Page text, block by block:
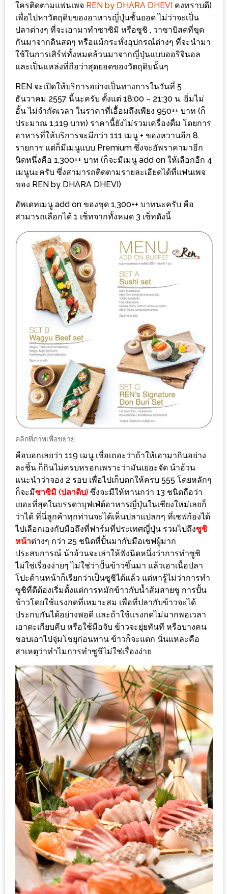
คน
เดิน
วัน
อาทิตย์
ท่าแพ
เชียงใหม่
CART
CHECKOUT
DRAFT
–
บาร์บีคิว
เหนือ
สลัด
หนุ่ม
บ้านนา
เมนู
เด็ด
จาก
ANNA
FARM
ที่
เอาชนะ
ใจ
กรรมการ
จาก
THE
DISH
EVENT
ที่
ต้อง
ห้าม
พลาด
สำหรับ
ฤดู
หนาว
นี้
กับ
PING
FAI
FESTIVAL
2
–
ช็อป
ฟิน
กิน
เพลิน
HFG
E-
NEWS
GAME
(SABAI
SEAFOOD)
HOMEPRO
FAIR
2017
เชียงใหม่
ใครติดตามแฟนเพจ REN by DHARA DHEVI คงทราบดี)
เพื่อไปหาวัตถุดิบของอาหารญี่ปุ่นชั้นยอด ไม่ว่าจะเป็น
ปลาต่างๆ ที่จะเอามาทำซาซิมิ หรือซูชิ , วาซาบิสดที่ขุด
กันมาจากดินสดๆ หรือแม้กระทั่งอุปกรณ์ต่างๆ ที่จะนำมา
ใช้ในการเสิร์ฟทั้งหมดล้วนมาจากญี่ปุ่นแบบออริจินอล
และเป็นแหล่งที่ถือว่าสุดยอดของวัตถุดิบนั้นๆ
REN จะเปิดให้บริการอย่างเป็นทางการในวันที่ 5
ธันวาคม 2557 นี้นะครับ ตั้งแต่ 18:00 – 21:30 น. อิ่มไม่
อั้น ไม่จำกัดเวลา ในราคาที่เอื้อมถึงเพียง 950++ บาท (ก็
ประมาณ 1,119 บาท) ราคานี้ยังไม่รวมเครื่องดื่ม โดยการ
อาหารที่ให้บริการจะมีกว่า 111 เมนู + ของหวานอีก 8
รายการ แต่ก็มีเมนูแบบ Premium ซึ่งจะอัพราคามาอีก
นิดหนึ่งคือ 1,300++ บาท (ก็จะมีเมนู add on ให้เลือกอีก 4
เมนูนะครับ ซึ่งสามารถติดตามรายละเอียดได้ที่แฟนเพจ
ของ REN by DHARA DHEVI)
อัพเดทเมนู add on ของชุด 1,300++ บาทนะครับ คือ
สามารถเลือกได้ 1 เซ็ทจากทั้งหมด 3 เซ็ทดังนี้
คลิกที่ภาพเพื่อขยาย
คือบอกเลยว่า 119 เมนู เชื่อเถอะว่าถ้าให้เอามากินอย่าง
ละชิ้น ก็กินไม่ครบหรอกเพราะว่ามันเยอะจัด น้าอ้วน
แนะนำว่าจอง 2 รอบ เพื่อไปเก็บตกให้ครบ 555 โดยหลักๆ
ก็จะมีซาซิมิ (ปลาดิบ) ซึ่งจะมีให้ทานกว่า 13 ชนิดถือว่า
เยอะที่สุดในบรรดาบุฟเฟ่ต์อาหารญี่ปุ่นในเชียงใหม่เลยก็
ว่าได้ ที่นี่ลูกค้าทุกท่านจะได้เห็นปลาแปลกๆ ที่เชฟก้องได้
ไปเลือกเองกับมือถึงที่ฟาร์มที่ประเทศญี่ปุ่น รวมไปถึงซูชิ
หน้าต่างๆ กว่า 25 ชนิดที่ปั้นมากับมือเชฟผู้มาก
ประสบการณ์ น้าอ้วนจะเล่าให้ฟังนิดหนึ่งว่าการทำซูชิ
ไม่ใช่เรื่องง่ายๆ ไม่ใช่ว่าปั้นข้าวขึ้นมา แล้วเอาเนื้อปลา
โปะด้านหน้าก็เรียกว่าเป็นซูชิได้แล้ว แต่หารู้ไม่ว่าการทำ
ซูชิที่ดีต้องเริ่มตั้งแต่การหมักข้าวกับน้ำส้มสายชู การปั้น
ข้าวโดยใช้แรงกดที่เหมาะสม เพื่อที่ปลากับข้าวจะได้
ประกบกันได้อย่างพอดี และถ้าใช้แรงกดไม่มากพอเวลา
เอาตะเกียบคีบ หรือใช้มือจับ ข้าวจะยุ่ยทันที หรือบางคน
ชอบเอาไปจุ่มโชยุก่อนทาน ข้าวก็จะแตก นั่นแหละคือ
สาเหตุว่าทำไมการทำซูชิไม่ใช่เรื่องง่าย